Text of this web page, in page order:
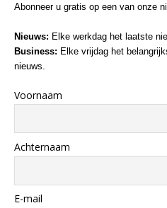
Abonneer u gratis op een van onze
Nieuws: Elke werkdag het laatste
Business: Elke vrijdag het
nieuws.
Voornaam
Achternaam
E-mail